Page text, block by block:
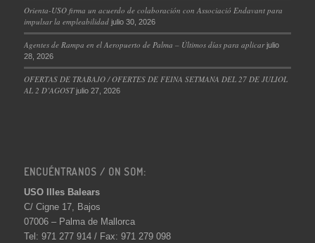
Orienta-USO firma un acuerdo de colaboración con Associació Endavant para
impulsar la empleabilidad julio 30, 2026
Agentes de Rampa en el Aeropuerto de Palma – Últimos días para aplicar julio
28, 2026
OFERTAS DE TRABAJO / OFERTES DE FEINA SETMANA DEL 27 DE JULIOL
AL 2 D’AGOST julio 27, 2026
ENCUÉNTRANOS / ON SOM:
USO Illes Balears
C/ Cigne 17, Bajos
07006 – Palma de Mallorca
Tel: 971 277 914 / Fax: 971 279 098